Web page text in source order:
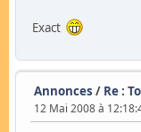
Exact
Annonces / Re :
12 Mai 2008 à